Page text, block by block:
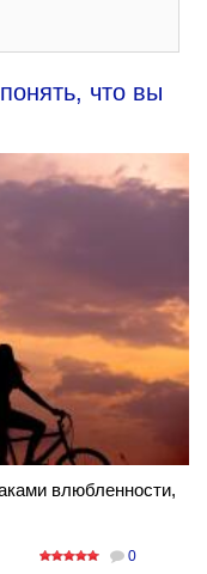
что вы
влюбленности,
0